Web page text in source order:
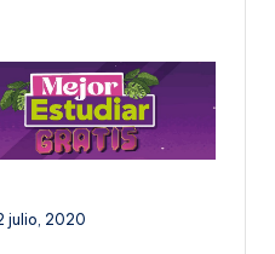
julio, 2020